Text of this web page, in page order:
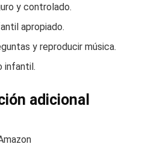
y controlado.
apropiado.
y reproducir música.
infantil.
adicional